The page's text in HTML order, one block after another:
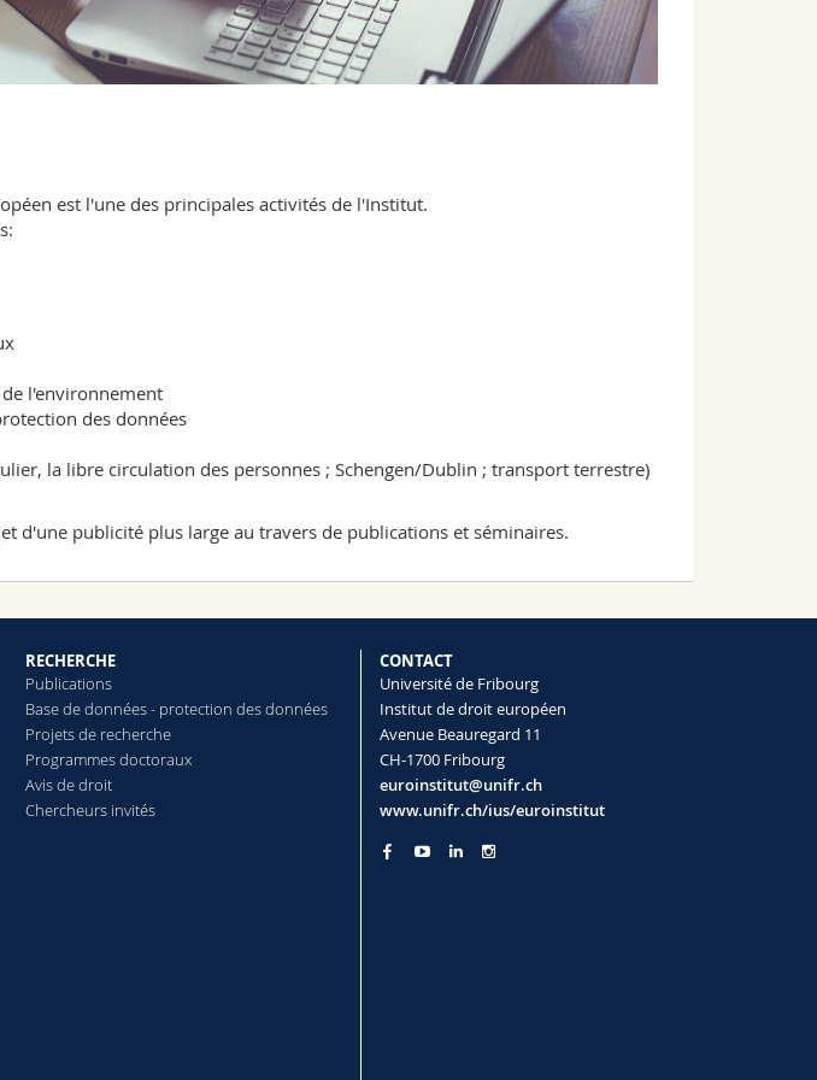
est l'une des principales activités de l'Institut.
l'environnement
des données
la libre circulation des personnes ; Schengen/Dublin ; transport terrestre)
d'une publicité plus large au travers de publications et séminaires.
RECHERCHE
Publications
Base de données - protection des données
Projets de recherche
Programmes doctoraux
Avis de droit
Chercheurs invités
CONTACT
Université de Fribourg
Institut de droit européen
Avenue Beauregard 11
CH-1700 Fribourg
euroinstitut@unifr.ch
www.unifr.ch/ius/euroinstitut